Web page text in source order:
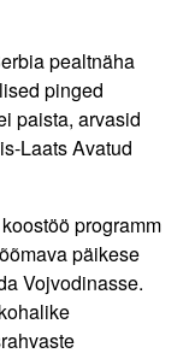
pealtnäha
pinged
paista, arvasid
Laats Avatud
programm
päikese
Vojvodinasse.